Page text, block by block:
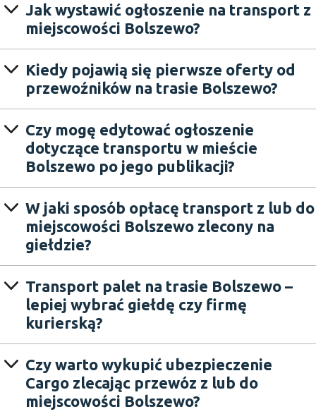
Jak wystawić ogłoszenie na transport z
miejscowości Bolszewo?
Kiedy pojawią się pierwsze oferty od
przewoźników na trasie Bolszewo?
Czy mogę edytować ogłoszenie
dotyczące transportu w mieście
Bolszewo po jego publikacji?
W jaki sposób opłacę transport z lub do
miejscowości Bolszewo zlecony na
giełdzie?
Transport palet na trasie Bolszewo –
lepiej wybrać giełdę czy firmę
kurierską?
Czy warto wykupić ubezpieczenie
Cargo zlecając przewóz z lub do
miejscowości Bolszewo?